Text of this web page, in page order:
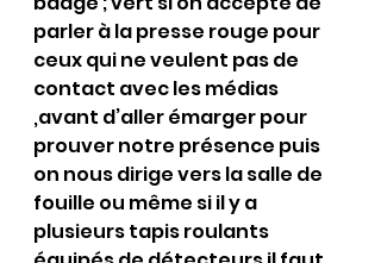
parler à la presse rouge pour
ceux qui ne veulent pas de
contact avec les médias
,avant d’aller émarger pour
prouver notre présence puis
on nous dirige vers la salle de
fouille ou même si il y a
plusieurs tapis roulants